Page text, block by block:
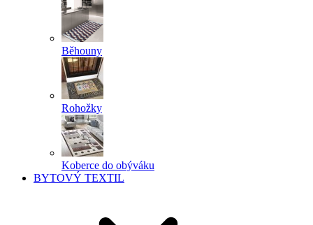
Běhouny
Rohožky
Koberce do obýváku
BYTOVÝ TEXTIL